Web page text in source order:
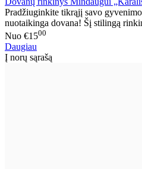
Pradžiuginkite tikrąjį savo
nuotaikinga dovana! Šį stilingą
Nuo €1500
Daugiau
Į norų sąrašą